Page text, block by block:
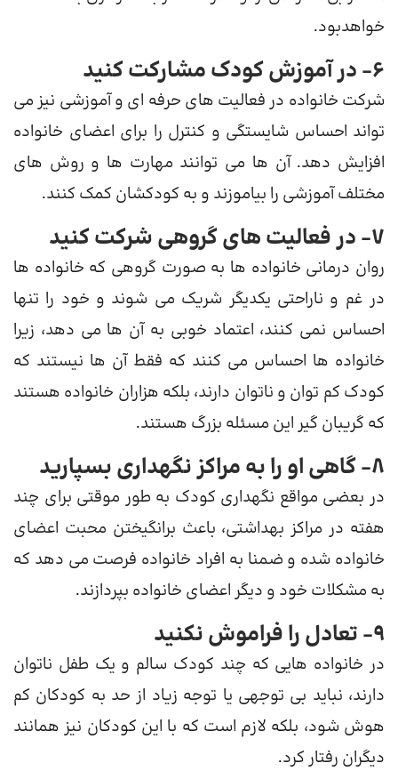
خواهدبود.
6- در آموزش کودک مشارکت کنید
شرکت خانواده در فعالیت های حرفه ای و آموزشی نیز می
تواند احساس شایستگی و کنترل را برای اعضای خانواده
افزایش دهد. آن ها می توانند مهارت ها و روش های
مختلف آموزشی را بیاموزند و به کودکشان کمک کنند.
7- در فعالیت های گروهی شرکت کنید
روان درمانی خانواده ها به صورت گروهی که خانواده ها
در غم و ناراحتی یکدیگر شریک می شوند و خود را تنها
احساس نمی کنند، اعتماد خوبی به آن ها می دهد، زیرا
خانواده ها احساس می کنند که فقط آن ها نیستند که
کودک کم توان و ناتوان دارند، بلکه هزاران خانواده هستند
که گریبان گیر این مسئله بزرگ هستند.
8- گاهی او را به مراکز نگهداری بسپارید
در بعضی مواقع نگهداری کودک به طور موقتی برای چند
هفته در مراکز بهداشتی، باعث برانگیختن محبت اعضای
خانواده شده و ضمنا به افراد خانواده فرصت می دهد که
به مشکلات خود و دیگر اعضای خانواده بپردازند.
9- تعادل را فراموش نکنید
در خانواده هایی که چند کودک سالم و یک طفل ناتوان
دارند، نباید بی توجهی یا توجه زیاد از حد به کودکان کم
هوش شود، بلکه لازم است که با این کودکان نیز همانند
دیگران رفتار کرد.